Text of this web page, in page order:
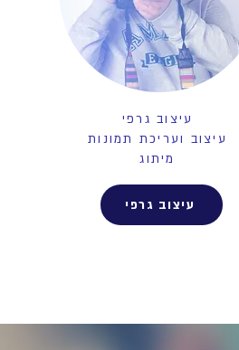
עיצוב גרפי
עיצוב ועריכת תמונות
מיתוג
עיצוב גרפי